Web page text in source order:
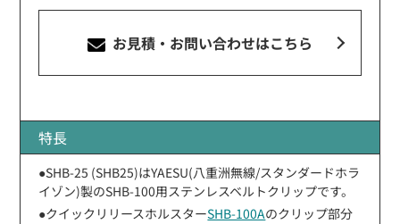
お見積・お問い合わせはこちら
特長
●SHB-25 (SHB25)はYAESU(八重洲無線/スタンダードホラ
イゾン)製のSHB-100用ステンレスベルトクリップです。
●クイックリリースホルスターSHB-100Aのクリップ部分